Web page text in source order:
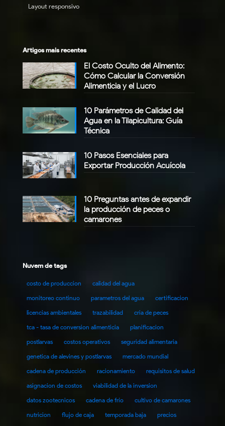
Layout responsivo
Artigos mais recentes
El Costo Oculto del Alimento:
Cómo Calcular la Conversión
Alimenticia y el Lucro
10 Parámetros de Calidad del
Agua en la Tilapicultura: Guía
Técnica
10 Pasos Esenciales para
Exportar Producción Acuícola
10 Preguntas antes de expandir
la producción de peces o
camarones
Nuvem de tags
costo de produccion
calidad del agua
monitoreo continuo
parametros del agua
certificacion
licencias ambientales
trazabilidad
cria de peces
tca - tasa de conversion alimenticia
planificacion
postlarvas
costos operativos
seguridad alimentaria
genetica de alevines y postlarvas
mercado mundial
cadena de producción
racionamiento
requisitos de salud
asignacion de costos
viabilidad de la inversion
datos zootecnicos
cadena de frío
cultivo de camarones
nutricion
flujo de caja temporada baja
precios